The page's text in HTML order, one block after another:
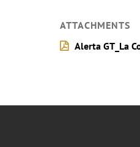
ATTACHMENTS
Alerta GT_La